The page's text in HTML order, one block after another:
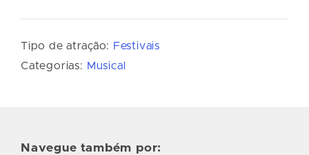
Tipo de atração: Festivais
Categorias: Musical
Navegue também por: